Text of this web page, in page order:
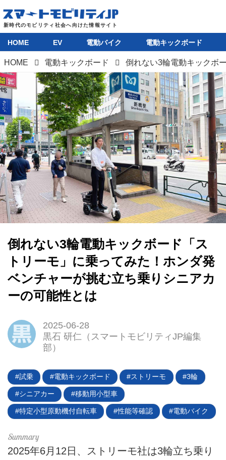
HOME EV 電動バイク 電動キックボード
HOME 電動キックボード
倒れない3輪電動キックボード「ス
トリーモ」に乗ってみた！ホンダ発
ベンチャーが挑む立ち乗りシニアカ
ーの可能性とは
2025-06-28
黒石 研仁（スマートモビリティJP編集
部）
試乗 電動キックボード ストリーモ 3輪
シニアカー 移動用小型車
特定小型原動機付自転車 性能等確認 電動バイク
2025年6月12日、ストリーモ社は3輪立ち乗り